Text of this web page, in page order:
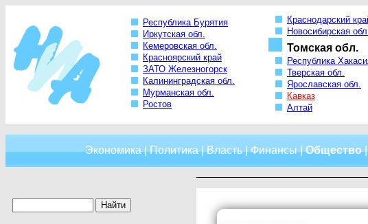
Республика Бурятия
Иркутская обл.
Кемеровская обл.
Красноярский край
ЗАТО Железногорск
Калининградская обл.
Мурманская обл.
Ростов
Краснодарский
Новосибирская
Томская обл.
Республика
Тверская обл.
Ярославская обл.
Кавказ
Алтай
Экономика|Политика|Власть|Финансы|Общество